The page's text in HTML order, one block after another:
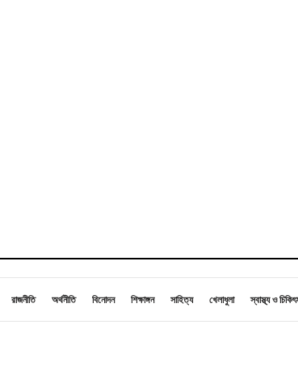
রাজনীতি অর্থনীতি বিনোদন শিক্ষাঙ্গন সাহিত্য খেলাধুলা স্বাস্থ্য ও